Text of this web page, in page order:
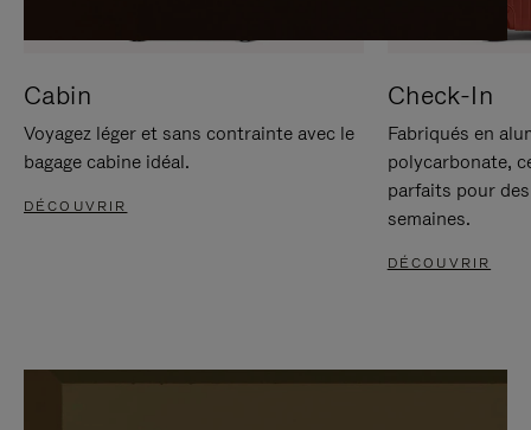
Cabin
Voyagez léger et sans contrainte avec le
bagage cabine idéal.
DÉCOUVRIR
Check-In
Fabriqués en
polycarbonate,
parfaits pour
semaines.
DÉCOUVRIR